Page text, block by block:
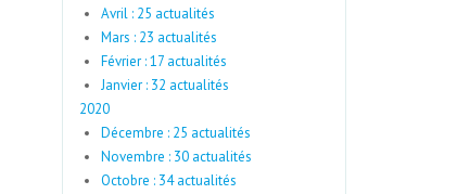
Avril : 25 actualités
Mars : 23 actualités
Février : 17 actualités
Janvier : 32 actualités
2020
Décembre : 25 actualités
Novembre : 30 actualités
Octobre : 34 actualités